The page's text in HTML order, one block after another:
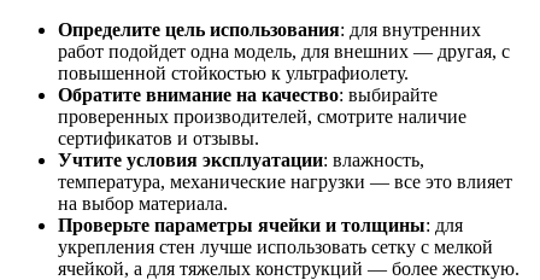
Определите цель использования: для внутренних
работ подойдет одна модель, для внешних — другая, с
повышенной стойкостью к ультрафиолету.
Обратите внимание на качество: выбирайте
проверенных производителей, смотрите наличие
сертификатов и отзывы.
Учтите условия эксплуатации: влажность,
температура, механические нагрузки — все это влияет
на выбор материала.
Проверьте параметры ячейки и толщины: для
укрепления стен лучше использовать сетку с мелкой
ячейкой, а для тяжелых конструкций — более жесткую.